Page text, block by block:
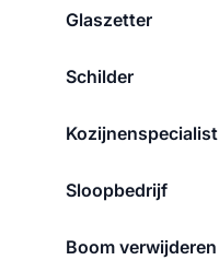
Glaszetter
Schilder
Kozijnenspecialist
Sloopbedrijf
Boom verwijderen